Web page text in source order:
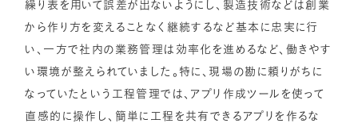
繰り表を用いて誤差が出ないようにし、製造技術などは創業
から作り方を変えることなく継続するなど基本に忠実に行
い、一方で社内の業務管理は効率化を進めるなど、働きやす
い環境が整えられていました。特に、現場の勘に頼りがちに
なっていたという工程管理では、アプリ作成ツールを使って
直感的に操作し、簡単に工程を共有できるアプリを作るな